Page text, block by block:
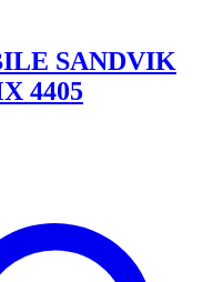
SANDVIK
4405